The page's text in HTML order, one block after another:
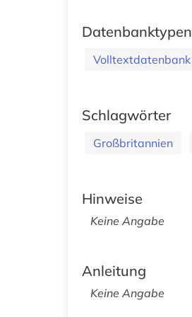
Datenbanktypen
Volltextdatenbank
Schlagwörter
Großbritannien
Hinweise
Keine Angabe
Anleitung
Keine Angabe